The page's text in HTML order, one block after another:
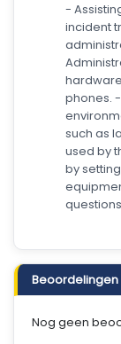
-
incident
phones.
such as
used by
by
questions
Beoordelingen
Nog geen